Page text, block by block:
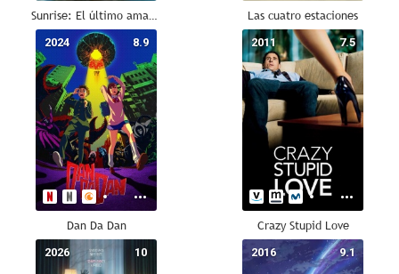
Sunrise: El último amanecer Las cuatro estaciones
8.9
2024
Dan Da Dan
7.5
2011
Crazy Stupid Love
10
2026 9.1
2016